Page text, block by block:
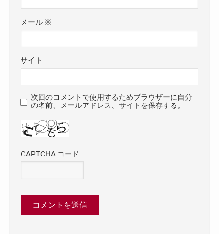
メール ※
サイト
次回のコメントで使用するためブラウザーに自分
の名前、メールアドレス、サイトを保存する。
CAPTCHA コード